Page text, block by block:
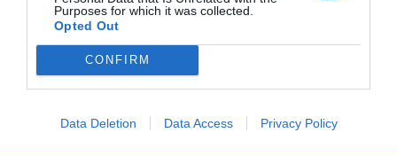
Purposes for which it was collected.
Opted Out
CONFIRM
Data Deletion Data Access Privacy Policy
Az ország hírnökei: világkiállítási magyar
pavilonok – 1. rész
HELY&SZELLEM